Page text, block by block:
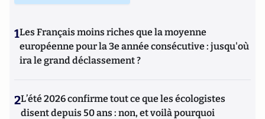
1Les Français moins riches que la moyenne
européenne pour la 3e année consécutive : jusqu'où
ira le grand déclassement ?
2L’été 2026 confirme tout ce que les écologistes
disent depuis 50 ans : non, et voilà pourquoi